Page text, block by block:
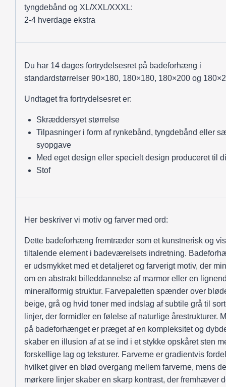
tyngdebånd og XL/XXL/XXXL:
2-4 hverdage ekstra
Du har 14 dages fortrydelsesret på badeforhæng i
standardstørrelser 90×180, 180×180, 180×200 og
Undtaget fra fortrydelsesret er:
Skræddersyet størrelse
Tilpasninger i form af rynkebånd, tyngdebånd eller
syopgave
Med eget design eller specielt design produceret til
Stof
Her beskriver vi motiv og farver med ord:
Dette badeforhæng fremtræder som et kunstnerisk og
tiltalende element i badeværelsets indretning.
er udsmykket med et detaljeret og farverigt motiv, der
om en abstrakt billeddannelse af marmor eller en
mineralformig struktur. Farvepaletten spænder over
beige, grå og hvid toner med indslag af subtile grå til
linjer, der formidler en følelse af naturlige årestrukturer.
på badeforhænget er præget af en kompleksitet og
skaber en illusion af at se ind i et stykke opskåret sten
forskellige lag og teksturer. Farverne er gradientvis
hvilket giver en blød overgang mellem farverne, mens de
mørkere linjer skaber en skarp kontrast, der fremhæver